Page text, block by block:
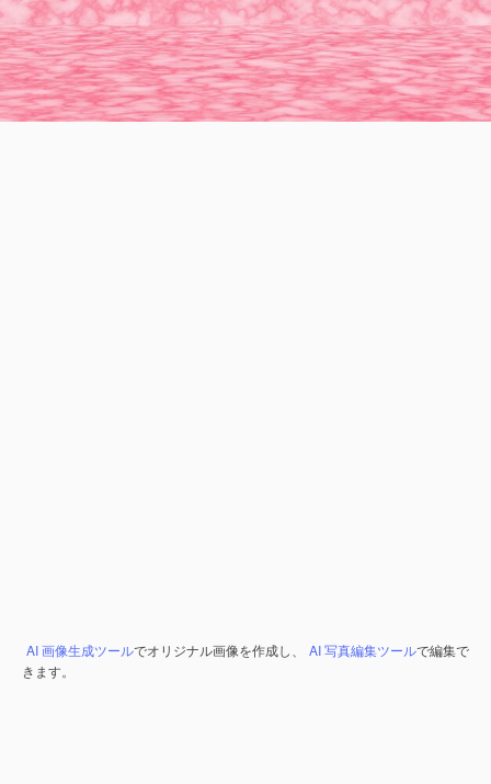
AI 画像生成ツールでオリジナル画像を作成し、 AI 写真編集ツールで編集で
きます。